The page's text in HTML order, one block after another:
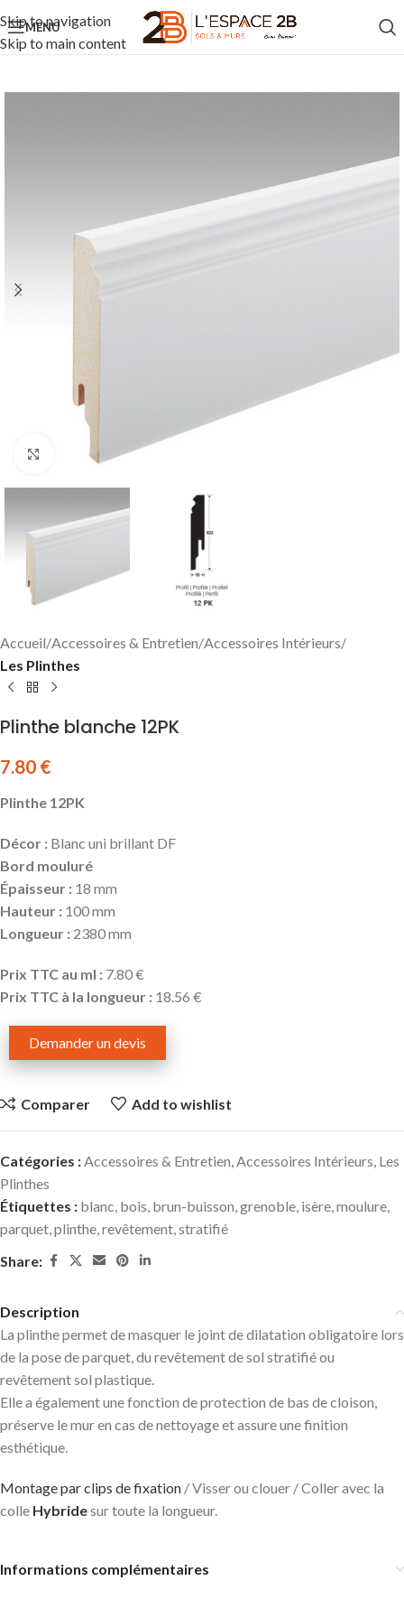
Skip to navigation
Skip to main content
MENU
Click to enlarge
Accueil Accessoires & Entretien Accessoires Intérieurs
Les Plinthes
Plinthe blanche 12PK
7.80 €
Plinthe 12PK
Décor : Blanc uni brillant DF
Bord mouluré
Épaisseur : 18 mm
Hauteur : 100 mm
Longueur : 2380 mm
Prix TTC au ml : 7.80 €
Prix TTC à la longueur : 18.56 €
Demander un devis
Comparer Add to wishlist
Catégories :Accessoires & Entretien,Accessoires Intérieurs, Les
Plinthes
Étiquettes : blanc, bois, brun-buisson,grenoble, isère,moulure,
parquet,plinthe,revêtement,stratifié
Share:
Description
La plinthe permet de masquer le joint de dilatation obligatoire lors
de la pose de parquet, du revêtement de sol stratifié ou
revêtement sol plastique.
Elle a également une fonction de protection de bas de cloison,
préserve le mur en cas de nettoyage et assure une finition
esthétique.
Montage par clips de fixation / Visser ou clouer / Coller avec la
colle Hybridesur toute la longueur.
Informations complémentaires